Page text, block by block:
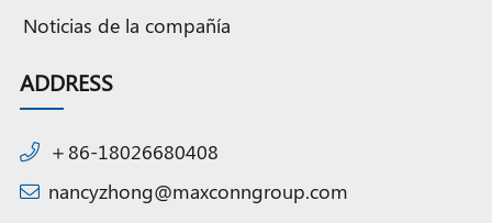
Noticias de la compañía
ADDRESS
＋86-18026680408
nancyzhong@maxconngroup.com